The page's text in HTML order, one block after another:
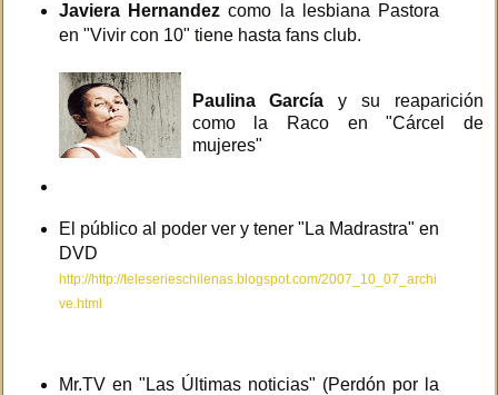
Javiera Hernandezcomo la lesbiana Pastora
en "Vivir con 10" tiene hasta fans club.
Paulina García y su reaparición
como la Raco en "Cárcel de
mujeres"
El público al poder ver y tener "La Madrastra" en
DVD
http://http://teleserieschilenas.blogspot.com/2007_10_07_archi
ve.html
Mr.TV en "Las Últimas noticias" (Perdón por la